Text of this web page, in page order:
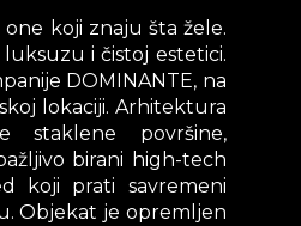
koji znaju šta žele.
i čistoj estetici.
DOMINANTE, na
lokaciji. Arhitektura
staklene površine,
birani high-tech
koji prati savremeni
Objekat je opremljen